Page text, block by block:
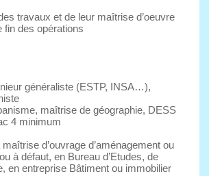
travaux et de leur maîtrise d’oeuvre
fin des opérations
généraliste (ESTP, INSA…),
maîtrise de géographie, DESS
4 minimum
d’ouvrage d’aménagement ou
à défaut, en Bureau d’Etudes, de
en entreprise Bâtiment ou immobilier